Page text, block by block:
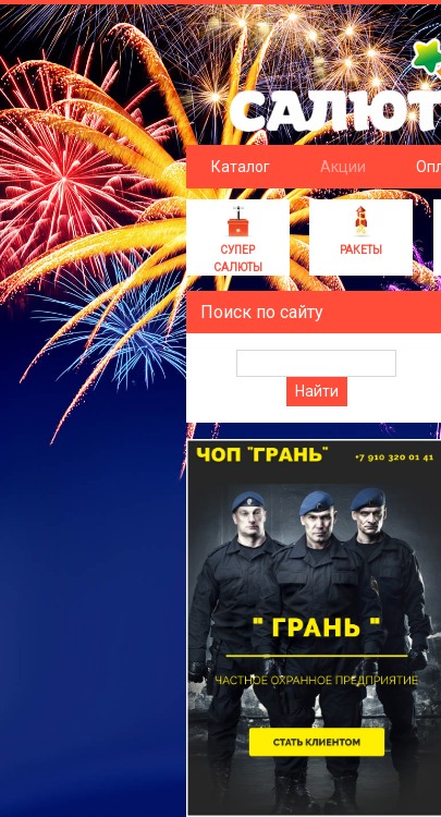
Каталог Акции
СУПЕР
САЛЮТЫ
РАКЕТЫ
Поиск по сайту